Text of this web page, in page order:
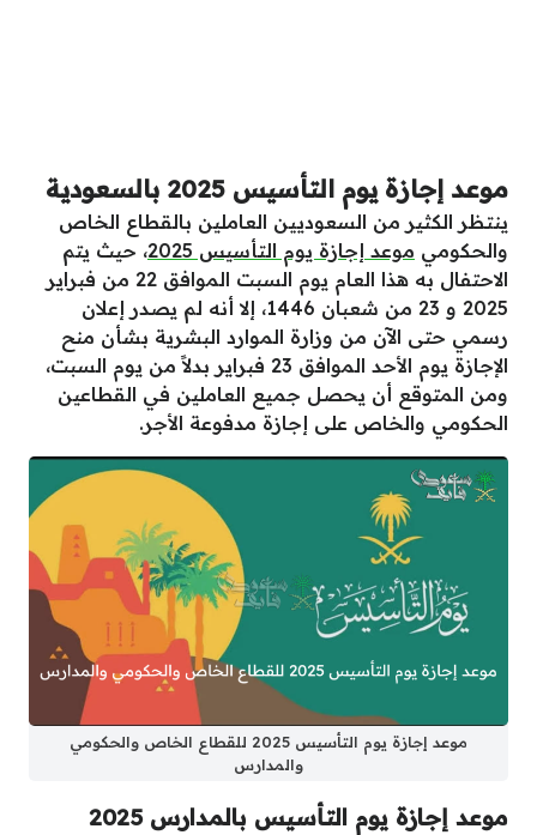
موعد إجازة يوم التأسيس 2025 بالسعودية
ينتظر الكثير من السعوديين العاملين بالقطاع الخاص
والحكومي موعد إجازة يوم التأسيس 2025
، حيث يتم
الاحتفال به هذا العام يوم السبت الموافق 22 من فبراير
2025 و 23 من شعبان 1446، إلا أنه لم يصدر إعلان
رسمي حتى الآن من وزارة الموارد البشرية بشأن منح
الإجازة يوم الأحد الموافق 23 فبراير بدلاً من يوم السبت،
ومن المتوقع أن يحصل جميع العاملين في القطاعين
الحكومي والخاص على إجازة مدفوعة الأجر.
موعد إجازة يوم التأسيس 2025 للقطاع الخاص والحكومي
والمدارس
موعد إجازة يوم التأسيس بالمدارس 2025